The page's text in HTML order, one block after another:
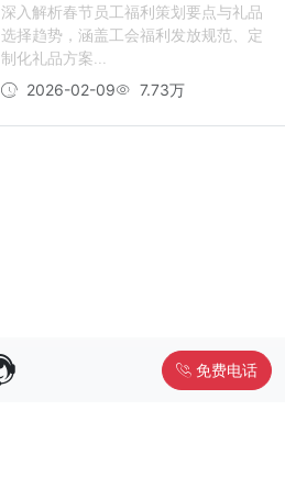
深入解析春节员工福利策划要点与礼品
选择趋势，涵盖工会福利发放规范、定
制化礼品方案...
2026-02-09
7.73万
免费电话